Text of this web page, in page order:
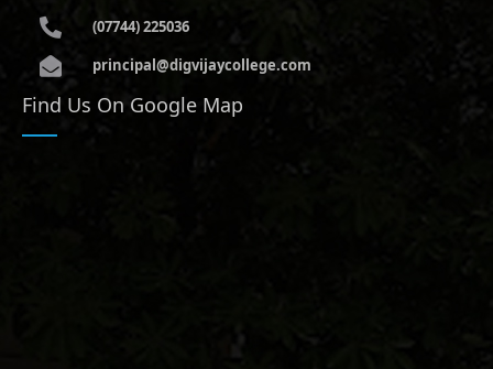
(07744) 225036
principal@digvijaycollege.com
Find Us On Google Map